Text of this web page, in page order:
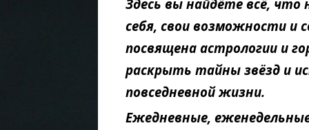
Здесь вы найдёте всё,
себя, свои возможности и
посвящена астрологии и
раскрыть тайны звёзд и
повседневной жизни.
Ежедневные,